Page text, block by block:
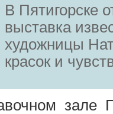
В Пятигорске
выставка
художницы
красок и
зале